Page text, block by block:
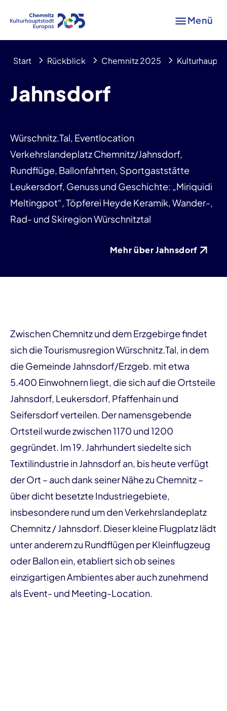
Menü
Start Rückblick Chemnitz 2025
Jahnsdorf
Würschnitz.Tal, Eventlocation
Verkehrslandeplatz Chemnitz/Jahnsdorf,
Rundflüge, Ballonfahrten, Sportgaststätte
Leukersdorf, Genuss und Geschichte: „Miriquidi
Meltingpot“, Töpferei Heyde Keramik, Wander-,
Rad- und Skiregion Würschnitztal
Mehr über Jahnsdorf
Zwischen Chemnitz und dem Erzgebirge findet
sich die Tourismusregion Würschnitz.Tal, in dem
die Gemeinde Jahnsdorf/Erzgeb. mit etwa
5.400 Einwohnern liegt, die sich auf die Ortsteile
Jahnsdorf, Leukersdorf, Pfaffenhain und
Seifersdorf verteilen. Der namensgebende
Ortsteil wurde zwischen 1170 und 1200
gegründet. Im 19. Jahrhundert siedelte sich
Textilindustrie in Jahnsdorf an, bis heute verfügt
der Ort – auch dank seiner Nähe zu Chemnitz –
über dicht besetzte Industriegebiete,
insbesondere rund um den Verkehrslandeplatz
Chemnitz / Jahnsdorf. Dieser kleine Flugplatz lädt
unter anderem zu Rundflügen per Kleinflugzeug
oder Ballon ein, etabliert sich ob seines
einzigartigen Ambientes aber auch zunehmend
als Event- und Meeting-Location.